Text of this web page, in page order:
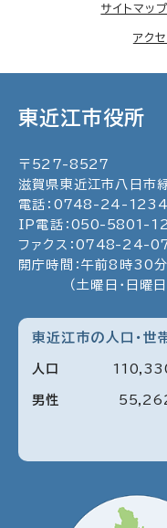
サイトマップ
アク
東近江市役所
〒 527-8527
滋賀県東近江市八日市
電話： 0748 - 24 - 1234
IP電話： 050- 5801 -
ファクス： 0748- 24-
開庁時間：午前8時30
（土曜日・日曜
東近江市の人口・世
人口 110
男性 55